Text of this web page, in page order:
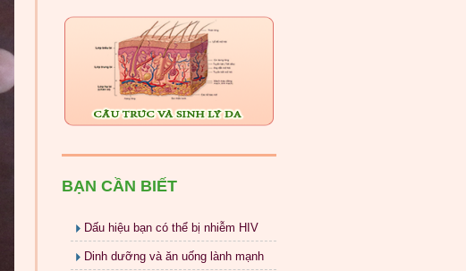
BẠN CẦN BIẾT
Dấu hiệu bạn có thể bị nhiễm HIV
Dinh dưỡng và ăn uống lành mạnh